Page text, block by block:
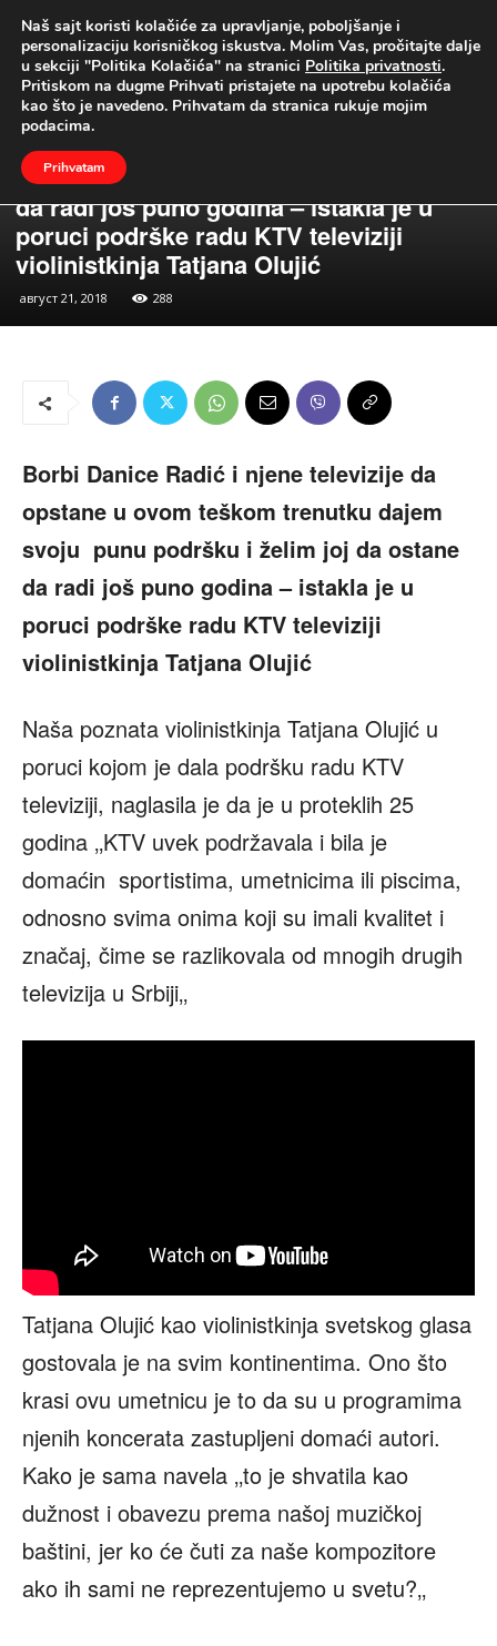
UŽIVO
Naslovna Vesti Vesti iz Republike
Vesti Vesti iz Republike
Borbi Danice Radić i njene televizije da
opstane u ovom teškom trenutku dajem
svoju punu podršku i želim joj da ostane
da radi još puno godina – istakla je u
poruci podrške radu KTV televiziji
violinistkinja Tatjana Olujić
август 21, 2018 288
Borbi Danice Radić i njene televizije da
opstane u ovom teškom trenutku dajem
svoju punu podršku i želim joj da ostane
da radi još puno godina – istakla je u
poruci podrške radu KTV televiziji
violinistkinja Tatjana Olujić
Naša poznata violinistkinja Tatjana Olujić u
poruci kojom je dala podršku radu KTV
televiziji, naglasila je da je u proteklih 25
godina ‚‚KTV uvek podržavala i bila je
domaćin sportistima, umetnicima ili piscima,
odnosno svima onima koji su imali kvalitet i
značaj, čime se razlikovala od mnogih drugih
televizija u Srbiji‚‚
Tatjana Olujić kao violinistkinja svetskog glasa
gostovala je na svim kontinentima. Ono što
krasi ovu umetnicu je to da su u programima
njenih koncerata zastupljeni domaći autori.
Kako je sama navela ‚‚to je shvatila kao
dužnost i obavezu prema našoj muzičkoj
baštini, jer ko će čuti za naše kompozitore
ako ih sami ne reprezentujemo u svetu?‚‚
Naš sajt koristi kolačiće za upravljanje, poboljšanje i
personalizaciju korisničkog iskustva. Molim Vas, pročitajte dalje
u sekciji "Politika Kolačića" na stranici Politika privatnosti.
Pritiskom na dugme Prihvati pristajete na upotrebu kolačića
kao što je navedeno. Prihvatam da stranica rukuje mojim
podacima.
Prihvatam